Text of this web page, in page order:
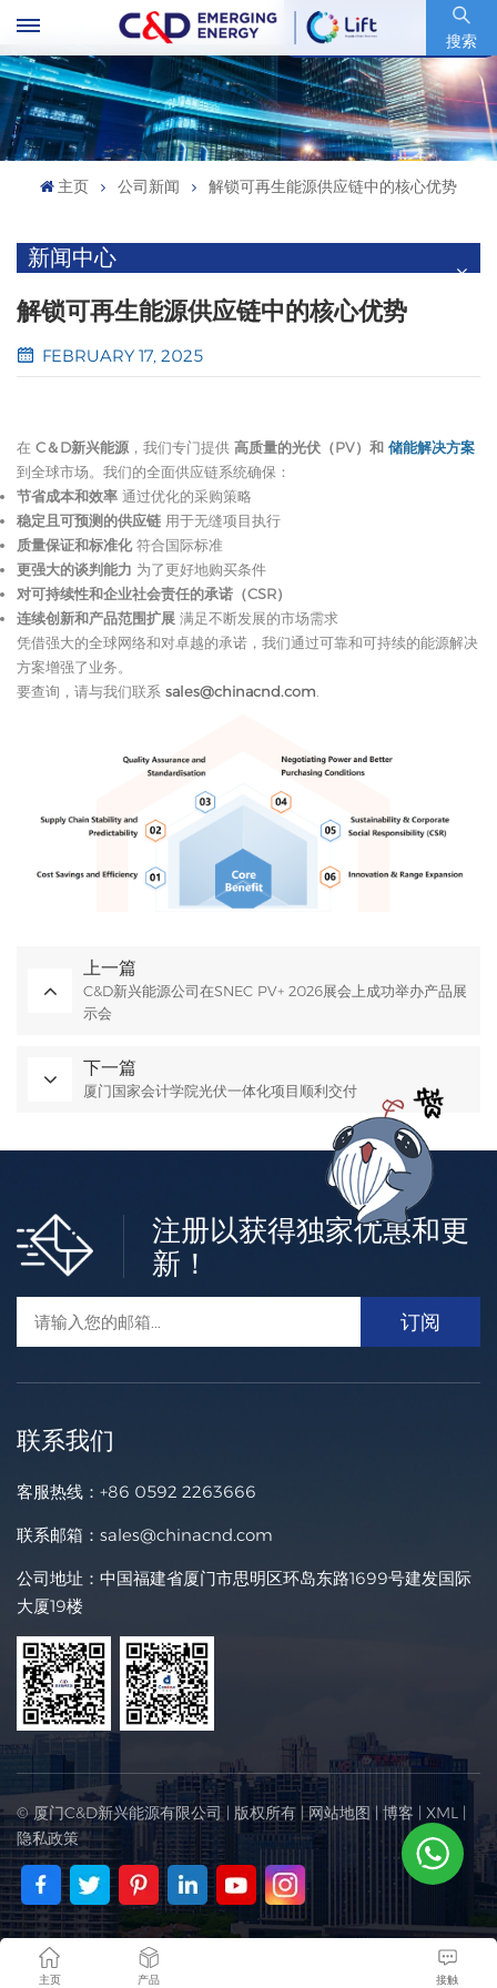
搜索
股票代码 : 600153.SH
主页 公司新闻 解锁可再生能源供应链中的核心优势
新闻中心
解锁可再生能源供应链中的核心优势
FEBRUARY 17, 2025
在 C＆D新兴能源 ，我们专门提供 高质量的光伏（PV）和 储能解决方案
到全球市场。我们的全面供应链系统确保：
节省成本和效率 通过优化的采购策略
稳定且可预测的供应链 用于无缝项目执行
质量保证和标准化符合国际标准
更强大的谈判能力 为了更好地购买条件
对可持续性和企业社会责任的承诺（CSR）
连续创新和产品范围扩展 满足不断发展的市场需求
凭借强大的全球网络和对卓越的承诺，我们通过可靠和可持续的能源解决
方案增强了业务。
要查询，请与我们联系 sales@chinacnd.com
上一篇
C&D新兴能源公司在SNEC PV+ 2026展会上成功举办产品展
示会
下一篇
厦门国家会计学院光伏一体化项目顺利交付
注册以获得独家优惠和更
新！
联系我们
客服热线： +86 0592 2263666
联系邮箱： sales@chinacnd.com
公司地址：中国福建省厦门市思明区环岛东路1699号建发国际
大厦19楼
© 厦门C&D新兴能源有限公司 | 版权所有 |网站地图 | 博客 | XML |
隐私政策
主页 产品 接触